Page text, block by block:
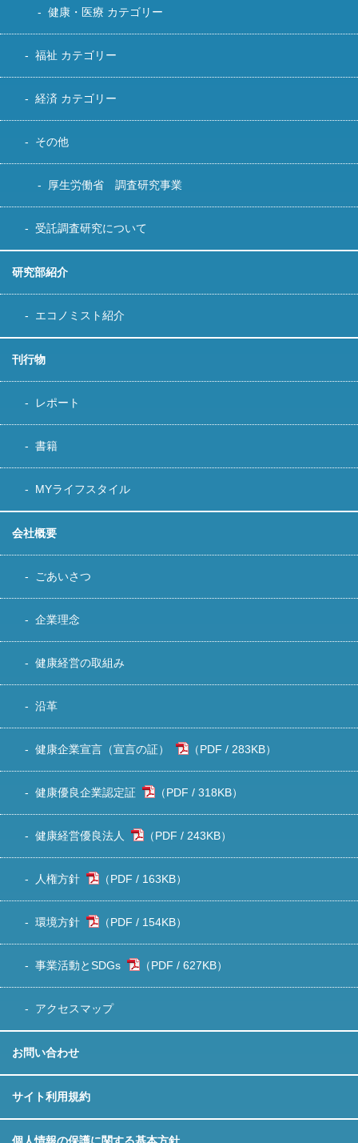
健康・医療 カテゴリー
福祉 カテゴリー
経済 カテゴリー
その他
厚生労働省 調査研究事業
受託調査研究について
研究部紹介
エコノミスト紹介
刊行物
レポート
書籍
MYライフスタイル
会社概要
ごあいさつ
企業理念
健康経営の取組み
沿革
健康企業宣言（宣言の証） 283KB）
健康優良企業認定証 318KB）
健康経営優良法人 243KB）
人権方針 163KB）
環境方針 154KB）
事業活動とSDGs 627KB）
アクセスマップ
お問い合わせ
サイト利用規約
個人情報の保護に関する基本方針